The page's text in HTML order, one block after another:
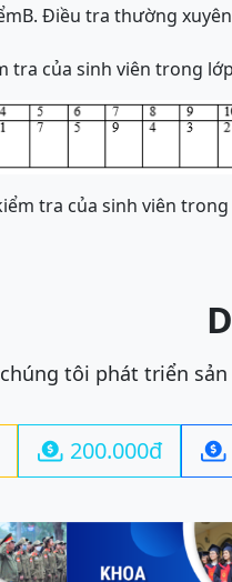
B. Điều tra thường
tra của sinh viên trong lớp
tra của sinh viên
tôi phát triển
 200.000đ 